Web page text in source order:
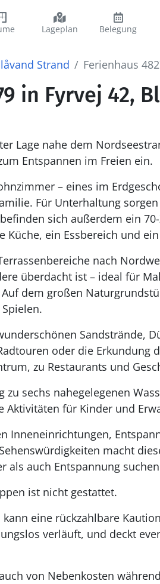
Lageplan Belegung
Strand Ferienhaus
in Fyrvej 42,
Lage nahe dem
Entspannen im Freien ein.
– eines im
Für Unterhaltung
sich außerdem ein
Küche, ein Essbereich und
nach
überdacht ist – ideal für
dem großen
Sandstrände,
oder die Erkundung
zu Restaurants und
zu sechs nahegelegenen
Aktivitäten für Kinder und
Inneneinrichtungen,
macht
als auch Entspannung
ist nicht gestattet.
eine rückzahlbare
verläuft, und deckt
von Nebenkosten